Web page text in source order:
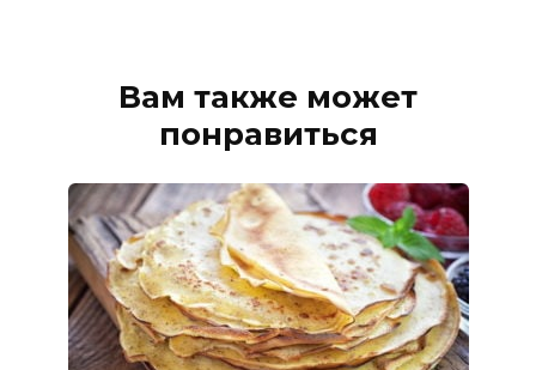
Вам также может
понравиться